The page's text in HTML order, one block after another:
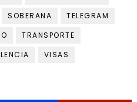
SOBERANA
TELEGRAM
TRANSPORTE
VISAS